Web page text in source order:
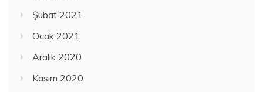
Şubat 2021
Ocak 2021
Aralık 2020
Kasım 2020